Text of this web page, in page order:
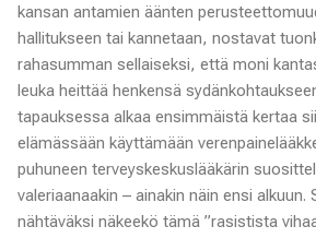
kansan antamien äänten
hallitukseen tai kannetaan, nostavat
rahasumman sellaiseksi, että moni
leuka heittää henkensä
tapauksessa alkaa ensimmäistä kertaa
elämässään käyttämään
puhuneen terveyskeskuslääkärin
valeriaanaakin – ainakin näin ensi alkuun.
nähtäväksi näkeekö tämä ”rasistista